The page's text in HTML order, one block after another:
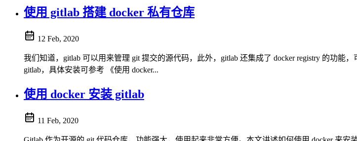
使用 gitlab 搭建 docker 私有仓库
12 Feb, 2020
我们知道，gitlab 可以用来管理 git 提交的源代码，此外，gitlab 还集成了 docker registry 的功能
gitlab，具体安装可参考 《使用 docker...
使用 docker 安装 gitlab
11 Feb, 2020